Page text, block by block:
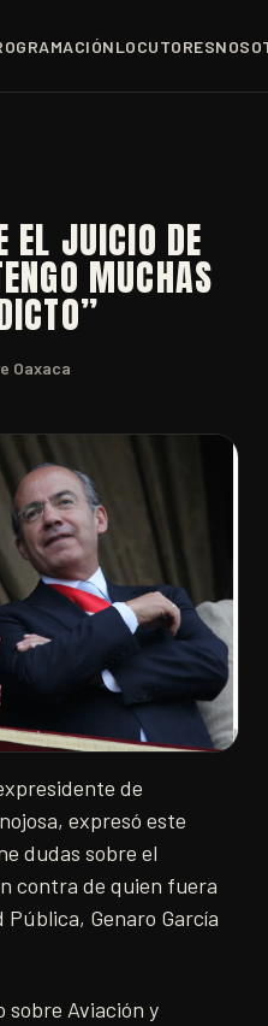
LOCUTORES
EL JUICIO DE
MUCHAS
Oaxaca
de
expresó este
dudas sobre el
contra de quien fuera
Genaro García
sobre Aviación y